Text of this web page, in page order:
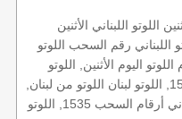
اللوتو اللبناني الأثنين
اللوتو اللبناني رقم السحب اللوتو
اللوتو اليوم اللوتو اليوم الأثنين, اللوتو
اليوم زيد 1535 اللوتو رقم السحب 1535, اللوتو لبنان اللوتو من لبنان,
اللوتو أرقام السحب 1715, اللوتو اللبناني أرقام السحب 1535, اللوتو